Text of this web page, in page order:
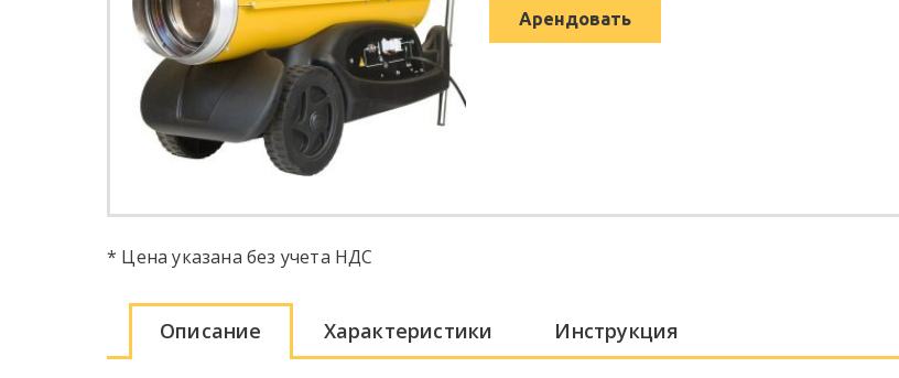
Арендовать
* Цена указана без учета НДС
Описание Характеристики Инструкция